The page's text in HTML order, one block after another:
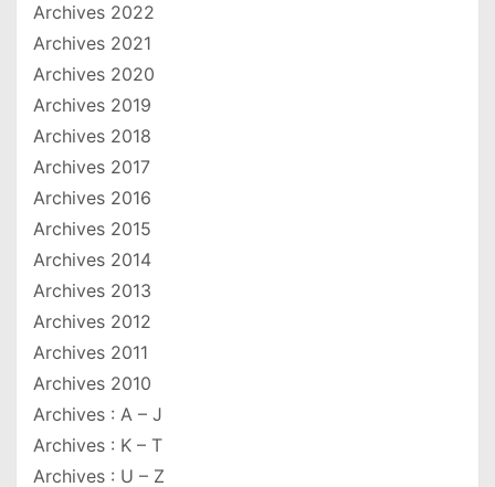
Archives 2022
Archives 2021
Archives 2020
Archives 2019
Archives 2018
Archives 2017
Archives 2016
Archives 2015
Archives 2014
Archives 2013
Archives 2012
Archives 2011
Archives 2010
Archives : A – J
Archives : K – T
Archives : U – Z